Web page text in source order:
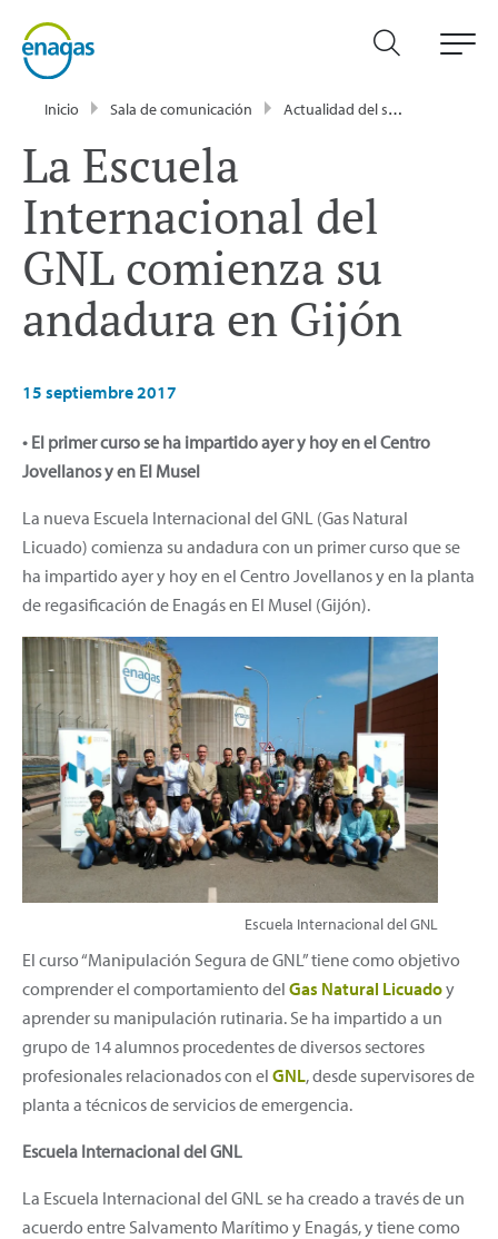
Inicio Sala de comunicación Actualidad del sector energético - Enagás
La Escuela
Internacional del
GNL comienza su
andadura en Gijón
15 septiembre 2017
• El primer curso se ha impartido ayer y hoy en el Centro
Jovellanos y en El Musel
La nueva Escuela Internacional del GNL (Gas Natural
Licuado) comienza su andadura con un primer curso que se
ha impartido ayer y hoy en el Centro Jovellanos y en la planta
de regasificación de Enagás en El Musel (Gijón).
Escuela Internacional del GNL
El curso “Manipulación Segura de GNL” tiene como objetivo
comprender el comportamiento del Gas Natural Licuadoy
aprender su manipulación rutinaria. Se ha impartido a un
grupo de 14 alumnos procedentes de diversos sectores
profesionales relacionados con el GNL, desde supervisores de
planta a técnicos de servicios de emergencia.
Escuela Internacional del GNL
La Escuela Internacional del GNL se ha creado a través de un
acuerdo entre Salvamento Marítimo y Enagás, y tiene como